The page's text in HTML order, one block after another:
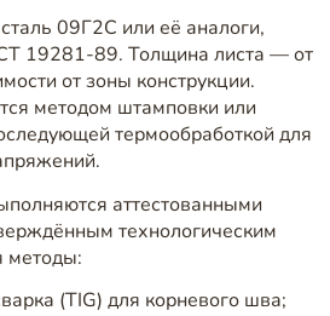
09Г2С или её аналоги,
19281-89. Толщина листа — от
от зоны конструкции.
методом штамповки или
термообработкой для
аттестованными
технологическим
методы:
(TIG) для корневого шва;